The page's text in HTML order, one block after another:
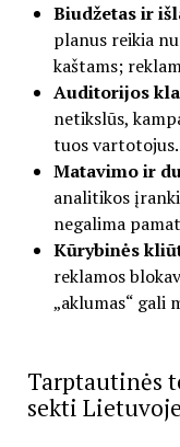
Biudžetas ir
planus reikia
kaštams;
Auditorijos
netikslūs,
tuos vartotojus.
Matavimo ir
analitikos
negalima
Kūrybinės
reklamos
„aklumas“ gali
Tarptautinės
sekti Lietuvoje